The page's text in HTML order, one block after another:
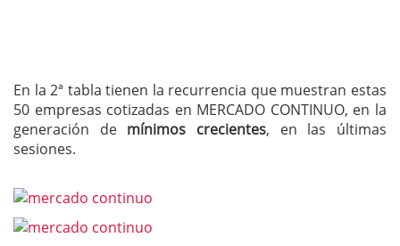
En la 2ª tabla tienen la recurrencia que muestran estas
50 empresas cotizadas en MERCADO CONTINUO, en la
generación de mínimos crecientes, en las últimas
sesiones.